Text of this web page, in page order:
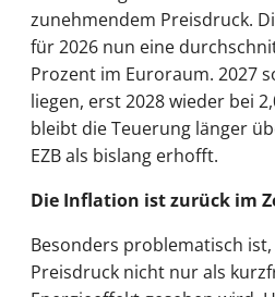
zunehmendem Preisdruck.
für 2026 nun eine
Prozent im Euroraum. 2027
liegen, erst 2028 wieder bei
bleibt die Teuerung länger
EZB als bislang erhofft.
Die Inflation ist zurück im
Besonders problematisch
Preisdruck nicht nur als